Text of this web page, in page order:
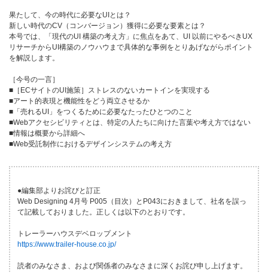
果たして、今の時代に必要なUIとは？
新しい時代のCV（コンバージョン）獲得に必要な要素とは？
本号では、「現代のUI 構築の考え方」に焦点をあて、UI 以前にやるべきUX
リサーチからUI構築のノウハウまで具体的な事例をとりあげながらポイント
を解説します。
［今号の一言］
■［ECサイトのUI施策］ストレスのないカートインを実現する
■アート的表現と機能性をどう両立させるか
■「売れるUI」をつくるために必要なたったひとつのこと
■Webアクセシビリティとは、特定の人たちに向けた言葉や考え方ではない
■情報は概要から詳細へ
■Web受託制作におけるデザインシステムの考え方
●編集部よりお詫びと訂正
Web Designing 4月号 P005（目次）とP043におきまして、社名を誤っ
て記載しておりました。正しくは以下のとおりです。
トレーラーハウスデベロップメント
https://www.trailer-house.co.jp/
読者のみなさま、および関係者のみなさまに深くお詫び申し上げます。